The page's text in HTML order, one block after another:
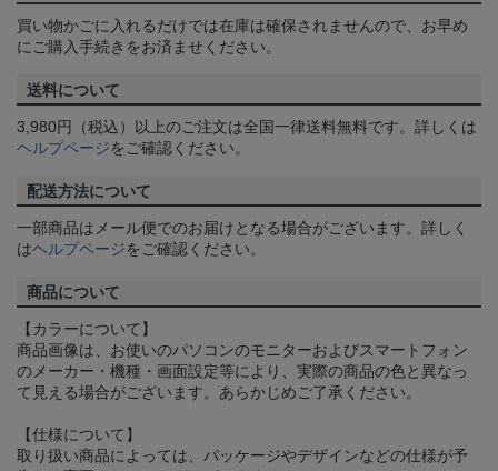
買い物かごに入れるだけでは在庫は確保されませんので、お早め
にご購入手続きをお済ませください。
送料について
3,980円（税込）以上のご注文は全国一律送料無料です。詳しくは
ヘルプページをご確認ください。
配送方法について
一部商品はメール便でのお届けとなる場合がございます。詳しく
はヘルプページをご確認ください。
商品について
【カラーについて】
商品画像は、お使いのパソコンのモニターおよびスマートフォン
のメーカー・機種・画面設定等により、実際の商品の色と異なっ
て見える場合がございます。あらかじめご了承ください。
【仕様について】
取り扱い商品によっては、パッケージやデザインなどの仕様が予